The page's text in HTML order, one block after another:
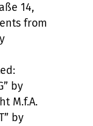
14,
from
by
M.f.A.
by